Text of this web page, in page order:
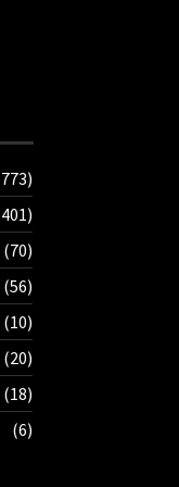
(70)
(56)
(10)
(20)
(18)
(6)